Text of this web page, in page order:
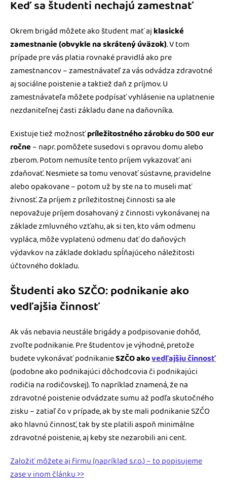
Keď sa študenti nechajú zamestnať
Okrem brigád môžete ako študent mať aj klasické
zamestnanie (obvykle na skrátený úväzok). V tom
prípade pre vás platia rovnaké pravidlá ako pre
zamestnancov – zamestnávateľ za vás odvádza zdravotné
aj sociálne poistenie a taktiež daň z príjmov. U
zamestnávateľa môžete podpísať vyhlásenie na uplatnenie
nezdaniteľnej časti základu dane na daňovníka.
Existuje tiež možnosťpríležitostného zárobku do 500 eur
ročne– napr. pomôžete susedovi s opravou domu alebo
zberom. Potom nemusíte tento príjem vykazovať ani
zdaňovať. Nesmiete sa tomu venovať sústavne, pravidelne
alebo opakovane – potom už by ste na to museli mať
živnosť. Za príjem z príležitostnej činnosti sa ale
nepovažuje príjem dosahovaný z činnosti vykonávanej na
základe zmluvného vzťahu, ak si ten, kto vám odmenu
vypláca, môže vyplatenú odmenu dať do daňových
výdavkov na základe dokladu spĺňajúceho náležitosti
účtovného dokladu.
Študenti ako SZČO: podnikanie ako
vedľajšia činnosť
Ak vás nebavia neustále brigády a podpisovanie dohôd,
zvoľte podnikanie. Pre študentov je výhodné, pretože
budete vykonávať podnikanieSZČO akovedľajšiu činnosť
(podobne ako podnikajúci dôchodcovia či podnikajúci
rodičia na rodičovskej). To napríklad znamená, že na
zdravotné poistenie odvádzate sumu až podľa skutočného
zisku – zatiaľ čo v prípade, ak by ste mali podnikanie SZČO
ako hlavnú činnosť, tak by ste platili aspoň minimálne
zdravotné poistenie, aj keby ste nezarobili ani cent.
Založiť môžete aj firmu (napríklad s.r.o.) – to popisujeme
zase v inom článku >>